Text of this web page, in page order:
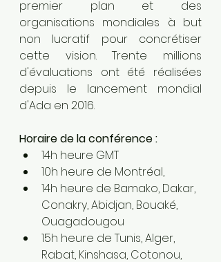
premier plan et des
organisations mondiales à but
non lucratif pour concrétiser
cette vision. Trente millions
d'évaluations ont été réalisées
depuis le lancement mondial
d'Ada en 2016.
Horaire de la conférence :
14h heure GMT
10h heure de Montréal,
14h heure de Bamako, Dakar,
Conakry, Abidjan, Bouaké,
Ouagadougou
15h heure de Tunis, Alger,
Rabat, Kinshasa, Cotonou,